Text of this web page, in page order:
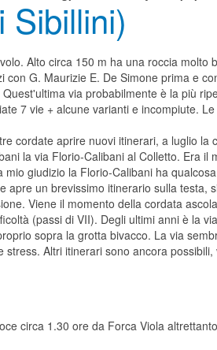
Sibillini)
Alto circa 150 m ha una roccia molto
G. Maurizie E. De Simone prima e
via probabilmente è la più
7 vie + alcune varianti e incompiute.
cordate aprire nuovi itinerari, a luglio la
la via Florio-Calibani al Colletto. Era il
giudizio la Florio-Calibani ha
apre un brevissimo itinerario sulla testa,
Viene il momento della cordata
(passi di VII). Degli ultimi anni è la
sopra la grotta bivacco. La via
Altri itinerari sono ancora possibili,
circa 1.30 ore da Forca Viola